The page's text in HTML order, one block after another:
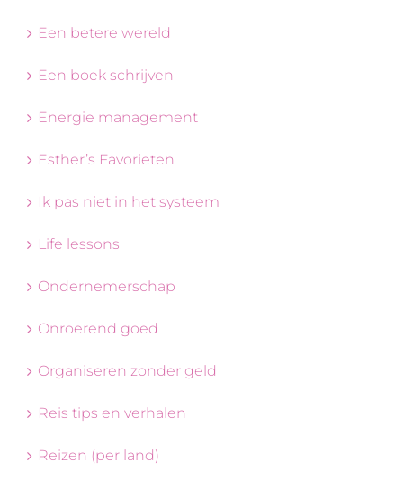
Een betere wereld
Een boek schrijven
Energie management
Esther’s Favorieten
Ik pas niet in het systeem
Life lessons
Ondernemerschap
Onroerend goed
Organiseren zonder geld
Reis tips en verhalen
Reizen (per land)